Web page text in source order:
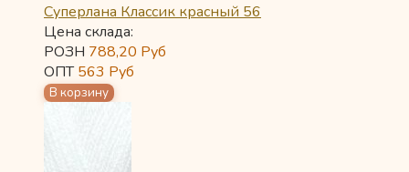
Суперлана Классик красный 56
Цена склада:
РОЗН 788,20 Руб
ОПТ563 Руб